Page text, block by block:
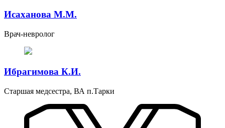
Исаханова М.М.
Врач-невролог
Ибрагимова К.И.
Старшая медсестра, ВА п.Тарки